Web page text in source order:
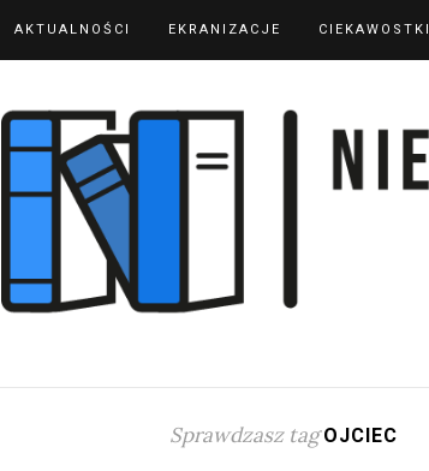
AKTUALNOŚCI EKRANIZACJE CIEKAWOSTKI
Sprawdzasz tag OJCIEC